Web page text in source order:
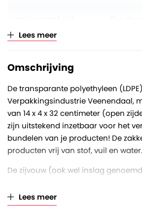
Lees meer
Omschrijving
De transparante polyethyleen
Verpakkingsindustrie Veenendaal,
van 14 x 4 x 32 centimeter (open
zijn uitstekend inzetbaar voor het
bundelen van je producten! De
producten vrij van stof, vuil en water.
De zijvouw (ook wel inslag
centimeter. De LDPE zakken hebben
micron. Eén micron is één
Lees meer